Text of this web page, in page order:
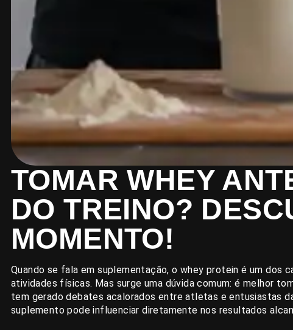
TOMAR WHEY
DO TREINO?
MOMENTO!
Quando se fala em suplementação, o whey protein é um dos
atividades físicas. Mas surge uma dúvida comum: é melhor
tem gerado debates acalorados entre atletas e entusiastas
suplemento pode influenciar diretamente nos resultados